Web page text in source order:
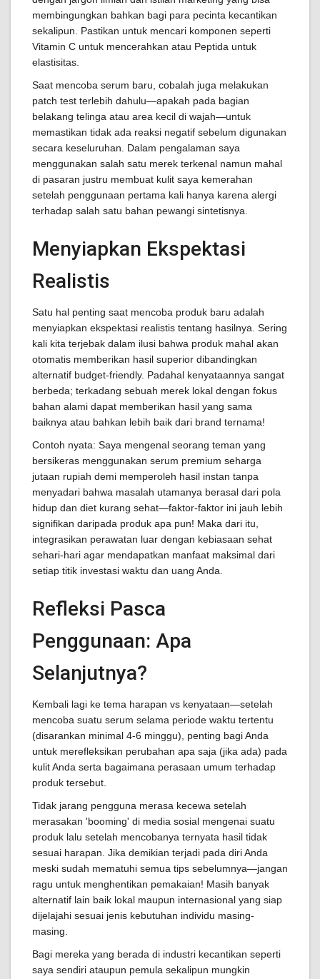
membingungkan bahkan bagi para pecinta kecantikan
sekalipun. Pastikan untuk mencari komponen seperti
Vitamin C untuk mencerahkan atau Peptida untuk
elastisitas.
Saat mencoba serum baru, cobalah juga melakukan
patch test terlebih dahulu—apakah pada bagian
belakang telinga atau area kecil di wajah—untuk
memastikan tidak ada reaksi negatif sebelum digunakan
secara keseluruhan. Dalam pengalaman saya
menggunakan salah satu merek terkenal namun mahal
di pasaran justru membuat kulit saya kemerahan
setelah penggunaan pertama kali hanya karena alergi
terhadap salah satu bahan pewangi sintetisnya.
Menyiapkan Ekspektasi
Realistis
Satu hal penting saat mencoba produk baru adalah
menyiapkan ekspektasi realistis tentang hasilnya. Sering
kali kita terjebak dalam ilusi bahwa produk mahal akan
otomatis memberikan hasil superior dibandingkan
alternatif budget-friendly. Padahal kenyataannya sangat
berbeda; terkadang sebuah merek lokal dengan fokus
bahan alami dapat memberikan hasil yang sama
baiknya atau bahkan lebih baik dari brand ternama!
Contoh nyata: Saya mengenal seorang teman yang
bersikeras menggunakan serum premium seharga
jutaan rupiah demi memperoleh hasil instan tanpa
menyadari bahwa masalah utamanya berasal dari pola
hidup dan diet kurang sehat—faktor-faktor ini jauh lebih
signifikan daripada produk apa pun! Maka dari itu,
integrasikan perawatan luar dengan kebiasaan sehat
sehari-hari agar mendapatkan manfaat maksimal dari
setiap titik investasi waktu dan uang Anda.
Refleksi Pasca
Penggunaan: Apa
Selanjutnya?
Kembali lagi ke tema harapan vs kenyataan—setelah
mencoba suatu serum selama periode waktu tertentu
(disarankan minimal 4-6 minggu), penting bagi Anda
untuk merefleksikan perubahan apa saja (jika ada) pada
kulit Anda serta bagaimana perasaan umum terhadap
produk tersebut.
Tidak jarang pengguna merasa kecewa setelah
merasakan 'booming' di media sosial mengenai suatu
produk lalu setelah mencobanya ternyata hasil tidak
sesuai harapan. Jika demikian terjadi pada diri Anda
meski sudah mematuhi semua tips sebelumnya—jangan
ragu untuk menghentikan pemakaian! Masih banyak
alternatif lain baik lokal maupun internasional yang siap
dijelajahi sesuai jenis kebutuhan individu masing-
masing.
Bagi mereka yang berada di industri kecantikan seperti
saya sendiri ataupun pemula sekalipun mungkin